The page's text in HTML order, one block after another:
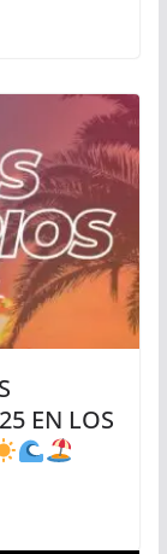
EN LOS